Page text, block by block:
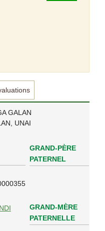
GALAN
UNAI
GRAND-PÈRE
PATERNEL
GRAND-MÈRE
PATERNELLE